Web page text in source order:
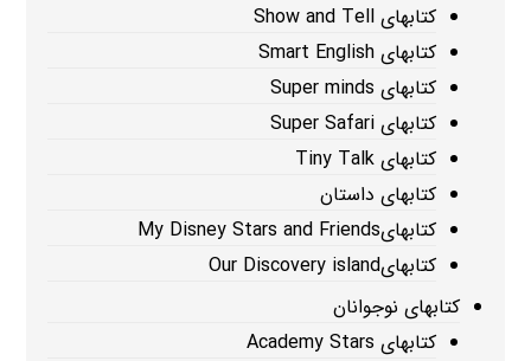
کتابهای Show and Tell
کتابهای Smart English
کتابهای Super minds
کتابهای Super Safari
کتابهای Tiny Talk
کتابهای داستان
کتابهایMy Disney Stars and Friends
کتابهایOur Discovery island
کتابهای نوجوانان
کتابهای Academy Stars